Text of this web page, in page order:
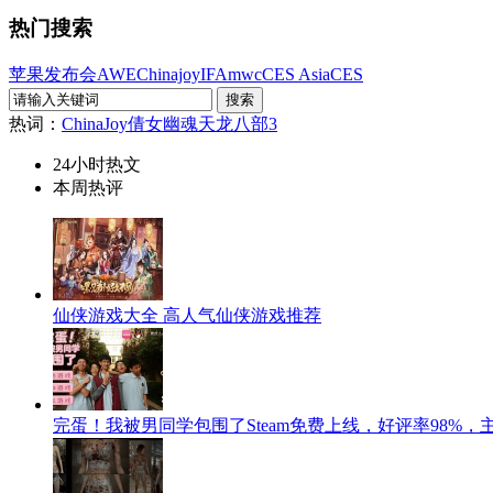
热门搜索
苹果发布会AWEChinajoyIFAmwcCES AsiaCES
热词： ChinaJoy倩女幽魂天龙八部3
24小时热文
本周热评
仙侠游戏大全 高人气仙侠游戏推荐
完蛋！我被男同学包围了Steam免费上线，好评率98%，